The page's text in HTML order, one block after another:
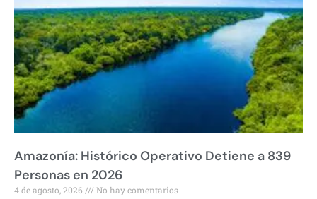
Amazonía: Histórico Operativo Detiene a 839
Personas en 2026
4 de agosto, 2026 No hay comentarios